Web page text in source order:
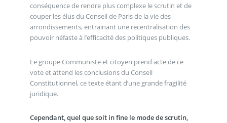
conséquence de rendre plus complexe le scrutin et de
couper les élus du Conseil de Paris de la vie des
arrondissements, entrainant une recentralisation des
pouvoir néfaste à l’efficacité des politiques publiques.
Le groupe Communiste et citoyen prend acte de ce
vote et attend les conclusions du Conseil
Constitutionnel, ce texte étant d’une grande fragilité
juridique.
Cependant, quel que soit in fine le mode de scrutin,